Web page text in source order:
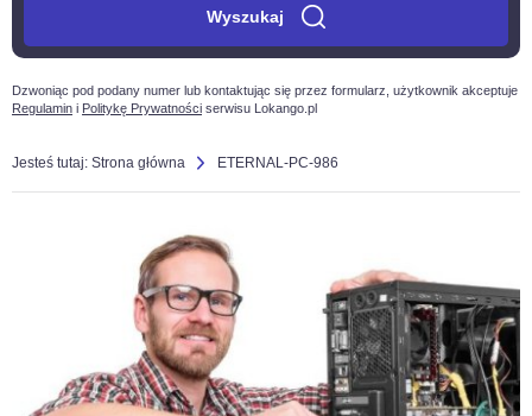
Wyszukaj
Dzwoniąc pod podany numer lub kontaktując się przez formularz, użytkownik akceptuje
Regulamin i Politykę Prywatności serwisu Lokango.pl
Jesteś tutaj: Strona główna ETERNAL-PC-986